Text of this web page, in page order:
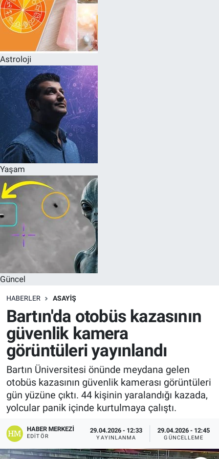
Astroloji
Yaşam
Güncel
HABERLER ASAYIŞ
Bartın'da otobüs kazasının
güvenlik kamera
görüntüleri yayınlandı
Bartın Üniversitesi önünde meydana gelen
otobüs kazasının güvenlik kamerası görüntüleri
gün yüzüne çıktı. 44 kişinin yaralandığı kazada,
yolcular panik içinde kurtulmaya çalıştı.
HABER MERKEZI
EDITÖR
29.04.2026 - 12:33
YAYINLANMA
29.04.2026 - 12:45
GÜNCELLEME